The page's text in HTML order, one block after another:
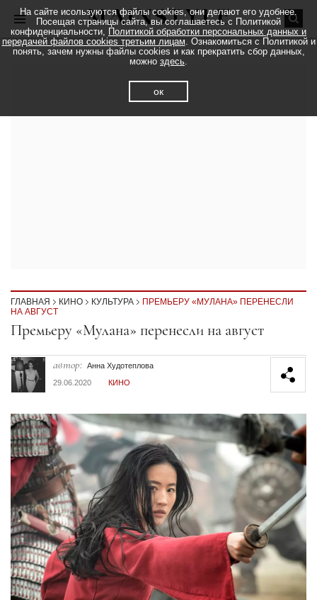
ГЛАВНАЯ КИНО КУЛЬТУРА
ПРЕМЬЕРУ «МУЛАНА» ПЕРЕНЕСЛИ
НА АВГУСТ
Секция статей
Премьеру «Мулана» перенесли на август
автор: Анна Худотеплова
29.06.2020
КИНО
На сайте исользуются файлы cookies, они делают его удобнее.
Посещая страницы сайта, вы соглашаетесь с Политикой
конфиденциальности, Политикой обработки персональных данных и
передачей файлов cookies третьим лицам. Ознакомиться с Политикой и
понять, зачем нужны файлы cookies и как прекратить сбор данных,
можно здесь.
ок